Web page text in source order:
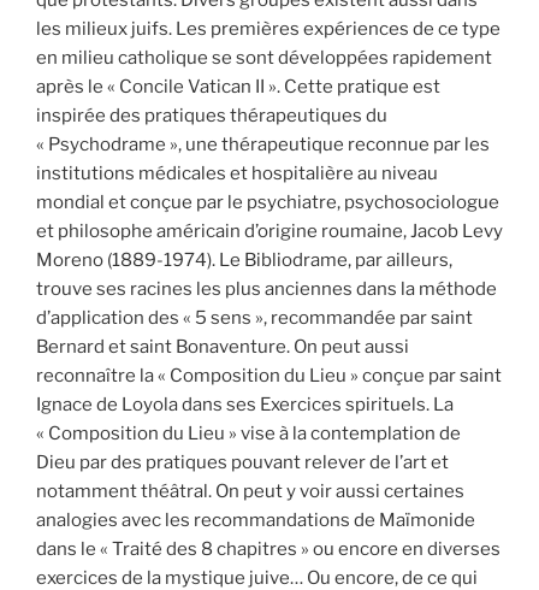
les milieux juifs. Les premières expériences de ce type
en milieu catholique se sont développées rapidement
après le « Concile Vatican II ». Cette pratique est
inspirée des pratiques thérapeutiques du
« Psychodrame », une thérapeutique reconnue par les
institutions médicales et hospitalière au niveau
mondial et conçue par le psychiatre, psychosociologue
et philosophe américain d’origine roumaine, Jacob Levy
Moreno (1889-1974). Le Bibliodrame, par ailleurs,
trouve ses racines les plus anciennes dans la méthode
d’application des « 5 sens », recommandée par saint
Bernard et saint Bonaventure. On peut aussi
reconnaître la « Composition du Lieu » conçue par saint
Ignace de Loyola dans ses Exercices spirituels. La
« Composition du Lieu » vise à la contemplation de
Dieu par des pratiques pouvant relever de l’art et
notamment théâtral. On peut y voir aussi certaines
analogies avec les recommandations de Maïmonide
dans le « Traité des 8 chapitres » ou encore en diverses
exercices de la mystique juive… Ou encore, de ce qui